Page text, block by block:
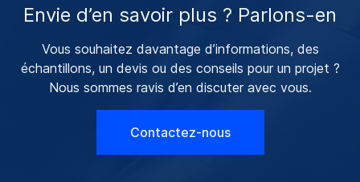
Envie d’en savoir plus ? Parlons-en
Vous souhaitez davantage d’informations, des
échantillons, un devis ou des conseils pour un projet ?
Nous sommes ravis d’en discuter avec vous.
Contactez-nous